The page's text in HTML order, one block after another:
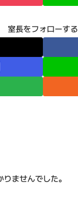
室長をフォローする
ませんでした。